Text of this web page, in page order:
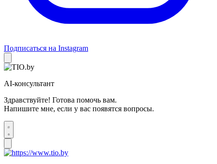
Подписаться на Instagram
AI-консультант
Здравствуйте! Готова помочь вам.
Напишите мне, если у вас появятся вопросы.